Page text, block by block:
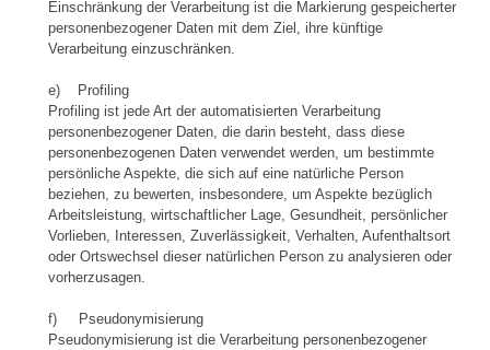
Einschränkung der Verarbeitung ist die Markierung gespeicherter
personenbezogener Daten mit dem Ziel, ihre künftige
Verarbeitung einzuschränken.
e) Profiling
Profiling ist jede Art der automatisierten Verarbeitung
personenbezogener Daten, die darin besteht, dass diese
personenbezogenen Daten verwendet werden, um bestimmte
persönliche Aspekte, die sich auf eine natürliche Person
beziehen, zu bewerten, insbesondere, um Aspekte bezüglich
Arbeitsleistung, wirtschaftlicher Lage, Gesundheit, persönlicher
Vorlieben, Interessen, Zuverlässigkeit, Verhalten, Aufenthaltsort
oder Ortswechsel dieser natürlichen Person zu analysieren oder
vorherzusagen.
f) Pseudonymisierung
Pseudonymisierung ist die Verarbeitung personenbezogener